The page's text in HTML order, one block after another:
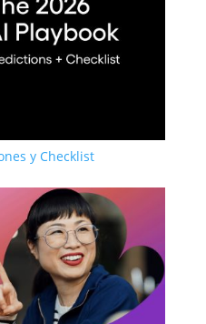
y Checklist